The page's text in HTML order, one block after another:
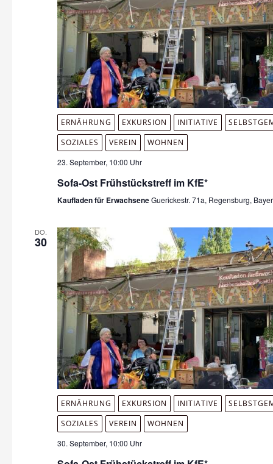
ERNÄHRUNG EXKURSION INITIATIVE
SOZIALES
VEREIN
WOHNEN
23. September, 10:00 Uhr
Sofa-Ost Frühstückstreff im KfE*
Kaufladen für ErwachseneGuerickestr. 71a, Regensburg,
DO.
30
ERNÄHRUNG EXKURSION INITIATIVE
SOZIALES
VEREIN
WOHNEN
30. September, 10:00 Uhr